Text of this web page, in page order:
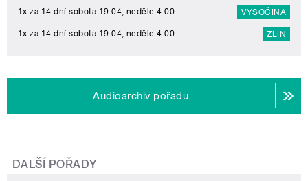
1x za 14 dní sobota 19:04, neděle 4:00 VYSOČINA
1x za 14 dní sobota 19:04, neděle 4:00 ZLÍN
Audioarchiv pořadu
DALŠÍ POŘADY